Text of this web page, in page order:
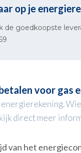
op je
de goedkoopste
voor gas
direct meer
van het